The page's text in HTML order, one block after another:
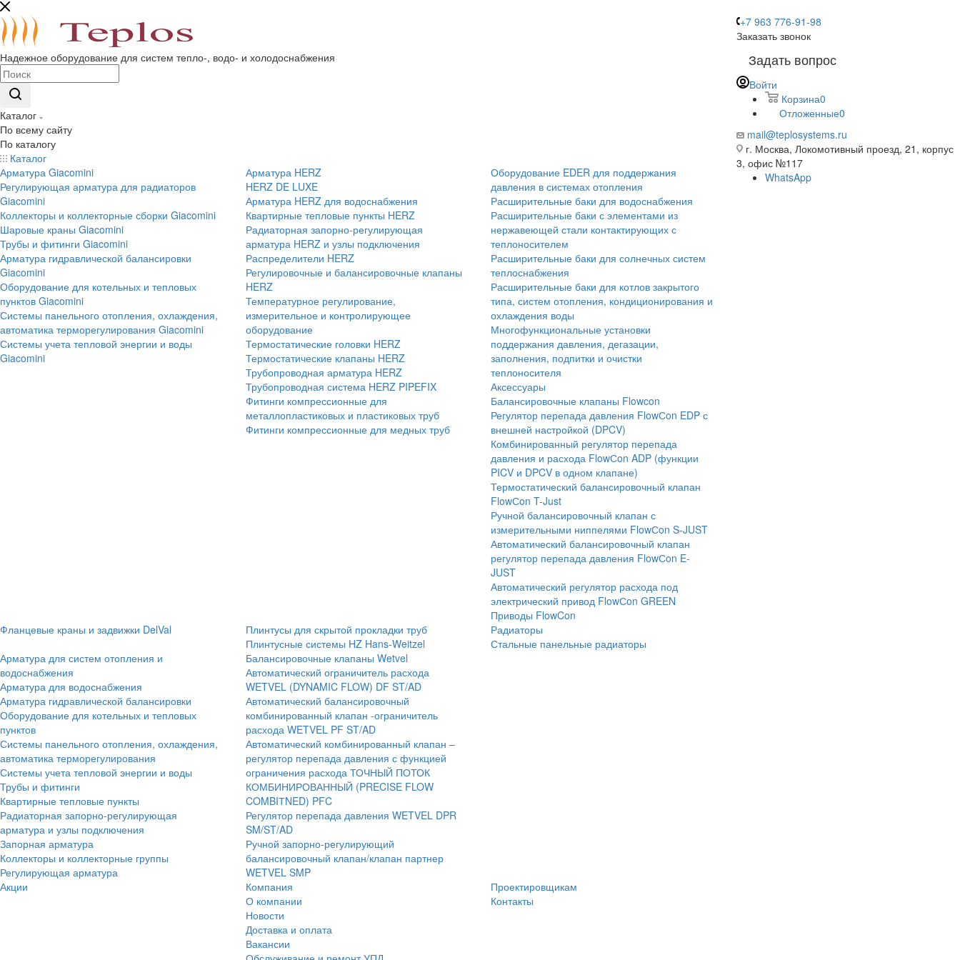
Надежное оборудование для систем тепло-, водо- и холодоснабжения
Каталог
По всему сайту
По каталогу
Каталог
Арматура Giacomini
Регулирующая арматура для радиаторов
Giacomini
Коллекторы и коллекторные сборки Giacomini
Шаровые краны Giacomini
Трубы и фитинги Giacomini
Арматура гидравлической балансировки
Giacomini
Оборудование для котельных и тепловых
пунктов Giacomini
Системы панельного отопления, охлаждения,
автоматика терморегулирования Giacomini
Системы учета тепловой энергии и воды
Giacomini
Арматура HERZ
HERZ DE LUXE
Арматура HERZ для водоснабжения
Квартирные тепловые пункты HERZ
Радиаторная запорно-регулирующая
арматура HERZ и узлы подключения
Распределители HERZ
Регулировочные и балансировочные клапаны
HERZ
Температурное регулирование,
измерительное и контролирующее
оборудование
Термостатические головки HERZ
Термостатические клапаны HERZ
Трубопроводная арматура HERZ
Трубопроводная система HERZ PIPEFIX
Фитинги компрессионные для
металлопластиковых и пластиковых труб
Фитинги компрессионные для медных труб
Оборудование EDER для поддержания
давления в системах отопления
Расширительные баки для водоснабжения
Расширительные баки с элементами из
нержавеющей стали контактирующих с
теплоносителем
Расширительные баки для солнечных систем
теплоснабжения
Расширительные баки для котлов закрытого
типа, систем отопления, кондиционирования и
охлаждения воды
Многофункциональные установки
поддержания давления, дегазации,
заполнения, подпитки и очистки
теплоносителя
Аксессуары
Балансировочные клапаны Flowcon
Регулятор перепада давления FlowСon EDP с
внешней настройкой (DPCV)
Комбинированный регулятор перепада
давления и расхода FlowСon ADP (функции
PICV и DPCV в одном клапане)
Термостатический балансировочный клапан
FlowСon T-Just
Ручной балансировочный клапан с
измерительными ниппелями FlowСon S-JUST
Автоматический балансировочный клапан
регулятор перепада давления FlowСon E-
JUST
Автоматический регулятор расхода под
электрический привод FlowСon GREEN
Приводы FlowCon
Фланцевые краны и задвижки DelVal
Плинтусы для скрытой прокладки труб
Плинтусные системы HZ Hans-Weitzel
Радиаторы
Стальные панельные радиаторы
Арматура для систем отопления и
водоснабжения
Арматура для водоснабжения
Арматура гидравлической балансировки
Оборудование для котельных и тепловых
пунктов
Системы панельного отопления, охлаждения,
автоматика терморегулирования
Системы учета тепловой энергии и воды
Трубы и фитинги
Квартирные тепловые пункты
Радиаторная запорно-регулирующая
арматура и узлы подключения
Запорная арматура
Коллекторы и коллекторные группы
Регулирующая арматура
Балансировочные клапаны Wetvel
Автоматический ограничитель расхода
WETVEL (DYNAMIC FLOW) DF ST/AD
Автоматический балансировочный
комбинированный клапан -ограничитель
расхода WETVEL PF ST/AD
Автоматический комбинированный клапан –
регулятор перепада давления с функцией
ограничения расхода ТОЧНЫЙ ПОТОК
КОМБИНИРОВАННЫЙ (PRECISE FLOW
COMBIТNED) PFC
Регулятор перепада давления WETVEL DPR
SM/ST/AD
Ручной запорно-регулирующий
балансировочный клапан/клапан партнер
WETVEL SMP
Акции
Компания
О компании
Новости
Доставка и оплата
Вакансии
Проектировщикам
Контакты
+7 963 776-91-98
Заказать звонок
Задать вопрос
Войти
Корзина0
Отложенные0
mail@teplosystems.ru
г. Москва, Локомотивный проезд, 21, корпус
3, офис №117
WhatsApp